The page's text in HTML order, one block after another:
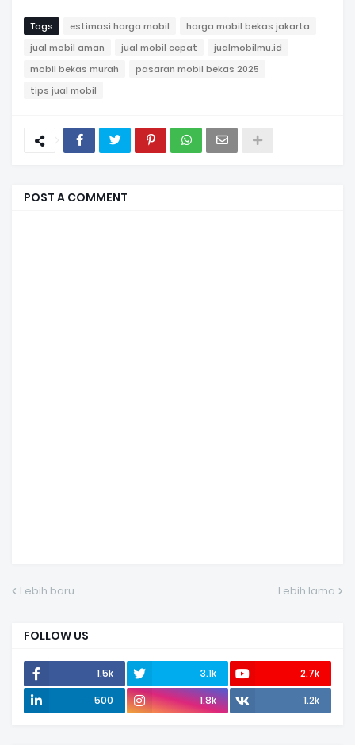
Tags estimasi harga mobil
harga mobil bekas jakarta
jual mobil aman
jual mobil cepat
jualmobilmu.id
mobil bekas murah
pasaran mobil bekas 2025
tips jual mobil
POST A COMMENT
Lebih baru Lebih lama
FOLLOW US
1.5k 3.1k
2.7k
500
1.8k 1.2k